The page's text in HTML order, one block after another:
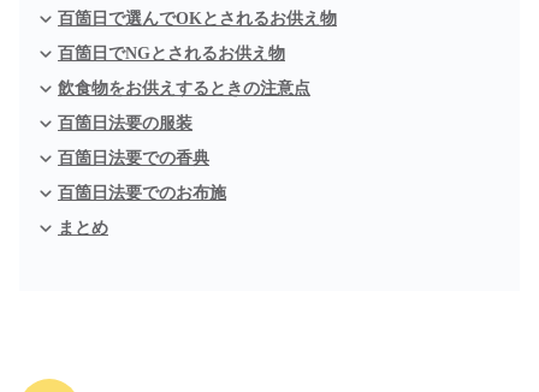
百箇日で選んでOKとされるお供え物
百箇日でNGとされるお供え物
飲食物をお供えするときの注意点
百箇日法要の服装
百箇日法要での香典
百箇日法要でのお布施
まとめ